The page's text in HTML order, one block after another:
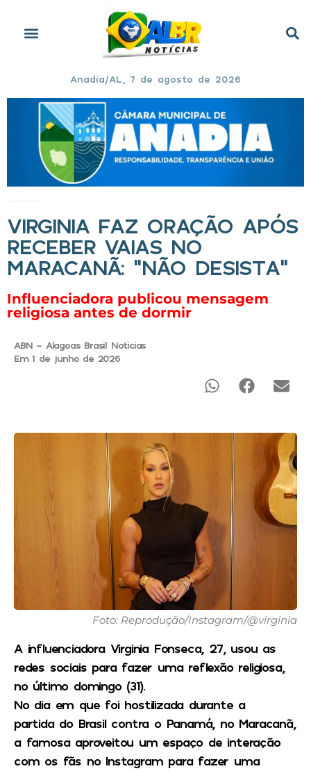
Anadia/AL, 7 de agosto de 2026
VIRGINIA FAZ ORAÇÃO APÓS
RECEBER VAIAS NO
MARACANÃ: “NÃO DESISTA”
Influenciadora publicou mensagem
religiosa antes de dormir
ABN - Alagoas Brasil Noticias
Em 1 de junho de 2026
Foto: Reprodução/Instagram/@virginia
A influenciadora Virginia Fonseca, 27, usou as
redes sociais para fazer uma reflexão religiosa,
no último domingo (31).
No dia em que foi hostilizada durante a
partida do Brasil contra o Panamá, no Maracanã,
a famosa aproveitou um espaço de interação
com os fãs no Instagram para fazer uma